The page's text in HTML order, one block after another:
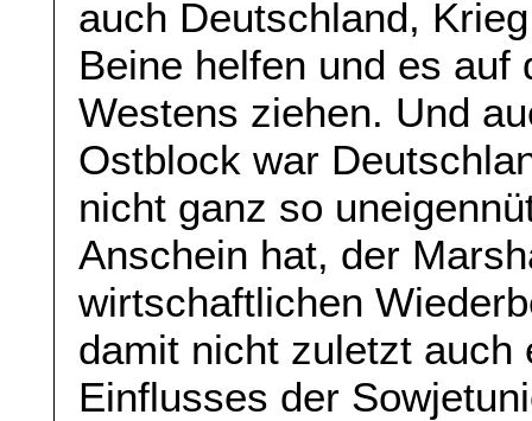
auch Deutschland,
Beine helfen und es
Westens ziehen. Und
Ostblock war
nicht ganz so
Anschein hat, der
wirtschaftlichen
damit nicht zuletzt auch
Einflusses der